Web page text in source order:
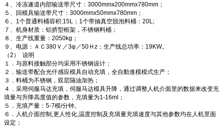
４、冷冻遂道内部输送带尺寸：3000mmx200mmx780mm；
５、回模具输送带尺寸：3000mmx50mmx780mm；
６、1个普通料桶容积:15L；1个带抽真空脱泡料桶：20L;
７、机身材质：铝挤型框架，不锈钢料桶；
８、生产线重量：2050kg；
９、电源：ＡＣ380Ｖ／3φ／50Ｈz；生产线总功率：19KW。
（2） 说明
１．与原料接触部分均采用不锈钢设计；
２．输送带配合光仟感应模具自动充填，全自動進模模式生产；
３．料桶为不锈钢，双层隔油加热；
４．采用伺服马达充填，伺服马达模具升降，通过调整人机介面里的数据来改变充
填量与升降高度值的参数，充填量为1-16ml；
５．充填产量：5-7模/分钟。
６．人机介面控制,更人性化,温度控制及充填量充填速度与其他参数均在人机里面
设定；